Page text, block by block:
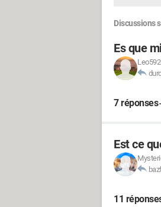
Discussions
Es que
7 réponses
Est ce
11